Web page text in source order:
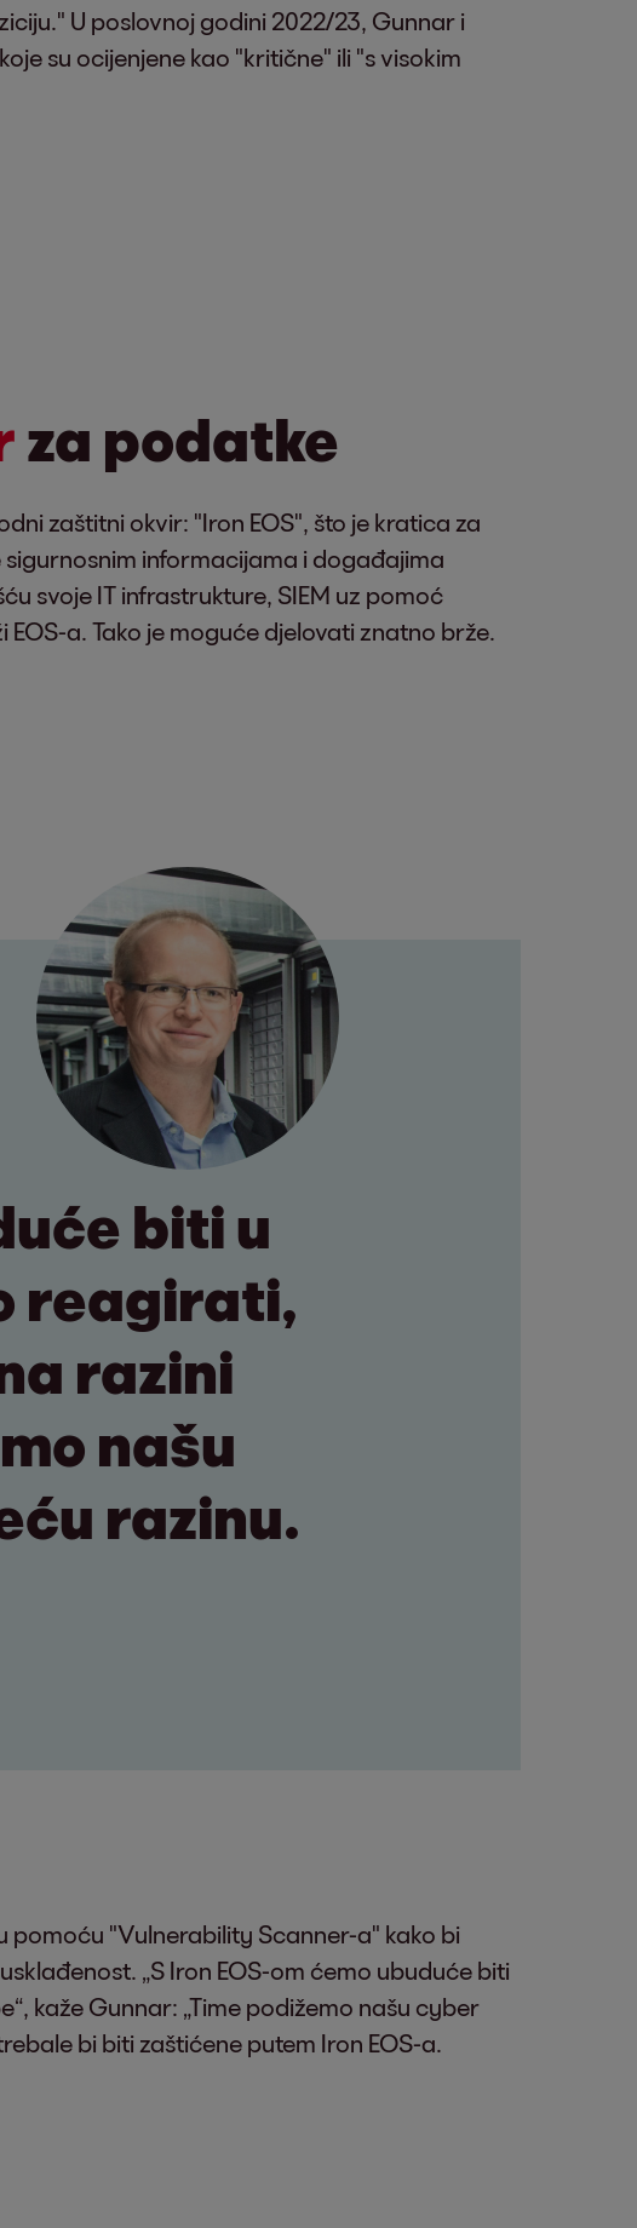
U poslovnoj godini 2022/23, Gunnar i
su ocijenjene kao "kritične" ili "s visokim
za podatke
zaštitni okvir: "Iron EOS", što je kratica za
sigurnosnim informacijama i događajima
svoje IT infrastrukture, SIEM uz pomoć
a. Tako je moguće djelovati znatno brže.
biti u
reagirati,
razini
našu
razinu.
"Vulnerability Scanner-a" kako bi
„S Iron EOS-om ćemo ubuduće biti
kaže Gunnar: „Time podižemo našu cyber
bi biti zaštićene putem Iron EOS-a.